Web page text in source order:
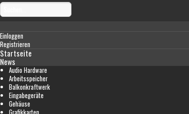
Einloggen
Registrieren
Startseite
News
Audio Hardware
Arbeitsspeicher
Balkonkraftwerk
Eingabegeräte
Gehäuse
Grafikkarten